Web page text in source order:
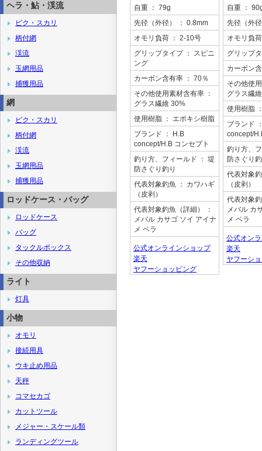
自重 ： 79g
先径（外径）
： 0.8mm
オモリ負荷 ： 2-10号
グリップタイプ ： スピニ
ング
カーボン含有率 ： 70％
その他使用素材含有率 ：
グラス繊維 30%
使用樹脂 ： エポキシ樹脂
ブランド
： H.B
concept/H.B コンセプト
釣り方、フィールド
： 堤
防さぐり釣り
代表対象釣魚
： カワハギ
（皮剥）
代表対象釣魚（詳細）
：
メバル カサゴ ソイ アイナ
メ ベラ
公式オンラインショップ
楽天
ヤフーショッピング
自重 ：
先径（外
オモリ負荷
グリップ
カーボン
その他使
グラス繊
使用樹脂
ブランド
concept/
釣り方、
防さぐり
代表対象
（皮剥）
代表対象
メバル カ
メ ベラ
公式オン
楽天
ヤフーシ
ヘラ・鮎・渓流
ビク・スカリ
柄付網
渓流
玉網用品
捕獲用品
網
ビク・スカリ
柄付網
渓流
玉網用品
捕獲用品
ロッドケース・バッグ
ロッドケース
バッグ
タックルボックス
その他収納
ライト
灯具
小物
オモリ
接続用具
ウキ止め用品
天秤
コマセカゴ
カットツール
メジャー・スケール類
ランディングツール